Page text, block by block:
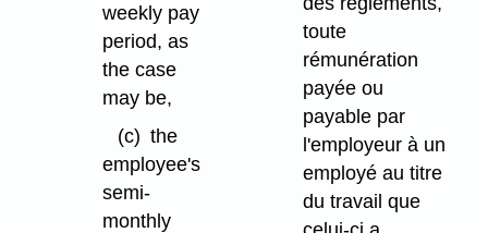
weekly pay
period, as
the case
may be,
(c) the
employee's
semi-
monthly
toute
rémunération
payée ou
payable par
l'employeur à un
employé au titre
du travail que